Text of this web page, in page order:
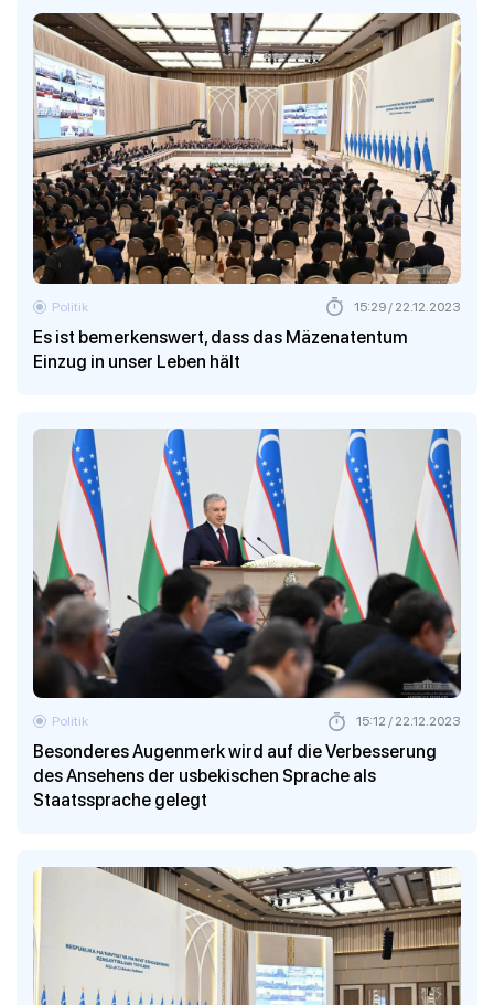
Es ist bemerkenswert, dass das Mäzenatentum
Einzug in unser Leben hält
Politik 15:29 / 22.12.2023
Besonderes Augenmerk wird auf die Verbesserung
des Ansehens der usbekischen Sprache als
Staatssprache gelegt
Politik 15:12 / 22.12.2023